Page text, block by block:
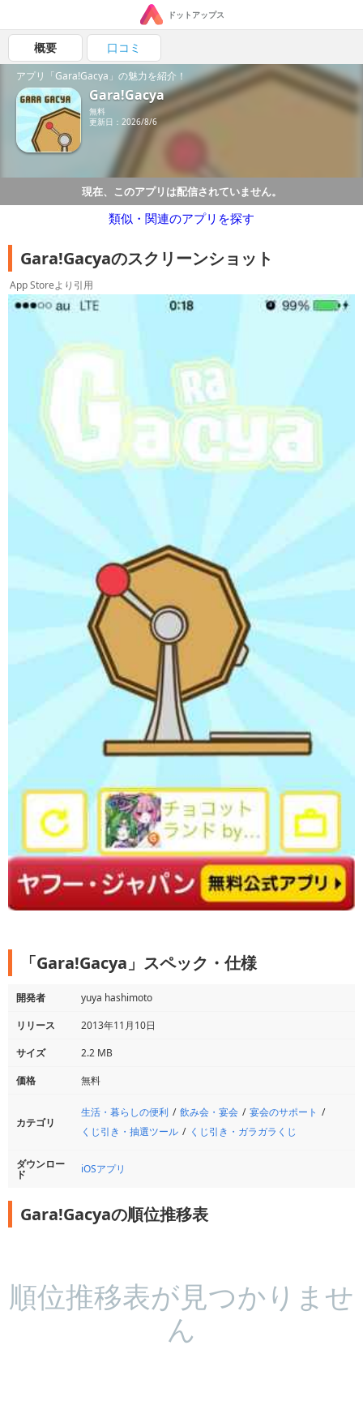
ドットアップス
概要 口コミ
アプリ「Gara!Gacya」の魅力を紹介！
Gara!Gacya
無料
更新日：2026/8/6
現在、このアプリは配信されていません。
類似・関連のアプリを探す
Gara!Gacyaのスクリーンショット
App Storeより引用
「Gara!Gacya」スペック・仕様
開発者
yuya hashimoto
リリース
2013年11月10日
サイズ
2.2 MB
価格
無料
カテゴリ
生活・暮らしの便利 飲み会・宴会
宴会のサポート
くじ引き・抽選ツール
くじ引き・ガラガラくじ
ダウンロー
ド iOSアプリ
Gara!Gacyaの順位推移表
順位推移表が見つかりませ
ん